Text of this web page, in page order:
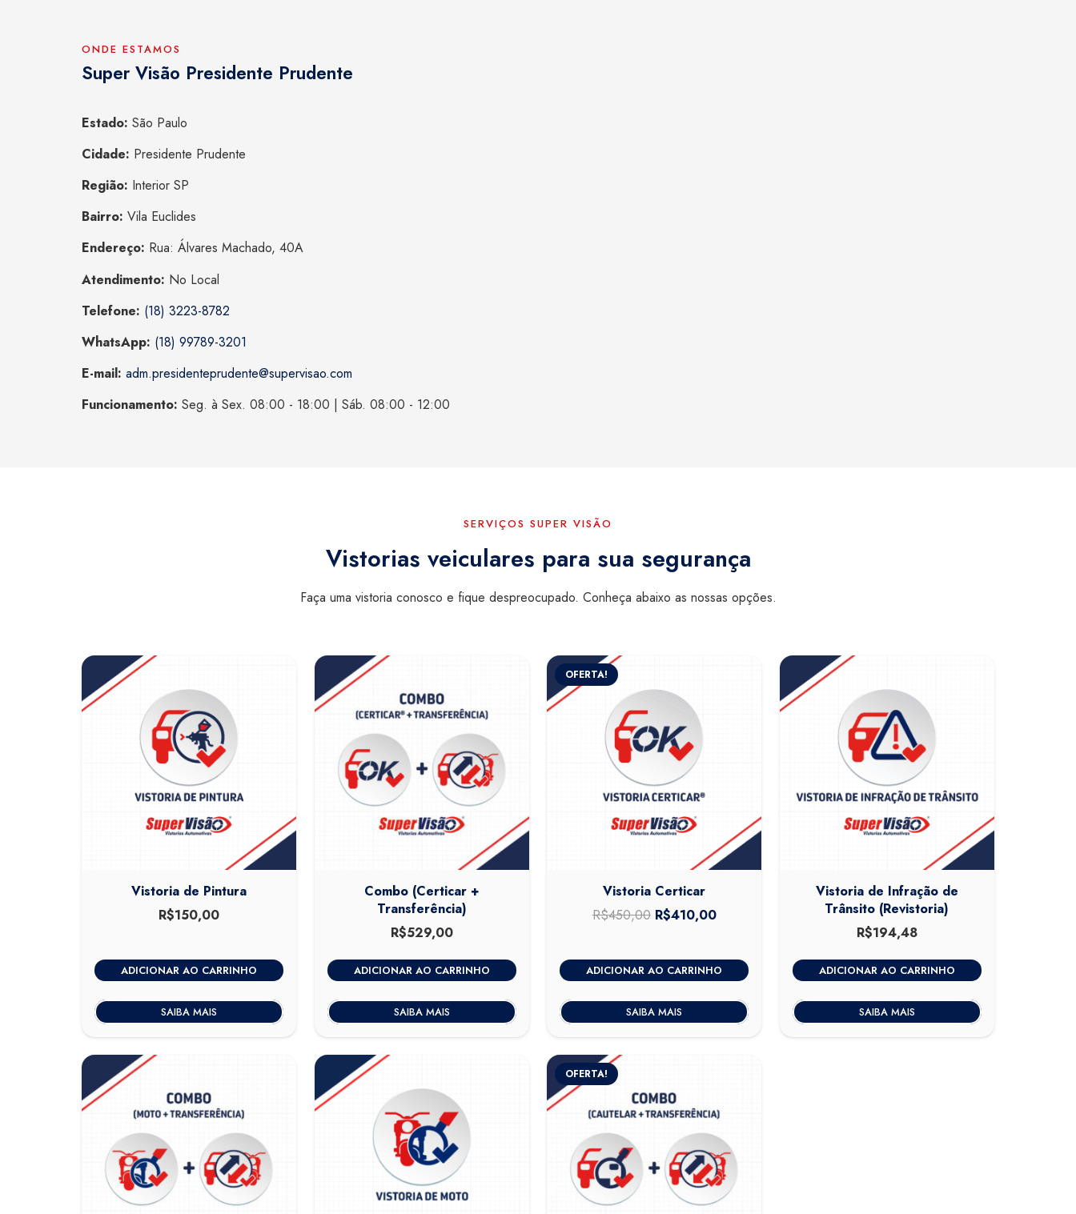
ONDE ESTAMOS
Super Visão Presidente Prudente
Estado: São Paulo
Cidade: Presidente Prudente
Região: Interior SP
Bairro: Vila Euclides
Endereço: Rua: Álvares Machado, 40A
Atendimento: No Local
Telefone: (18) 3223-8782
WhatsApp: (18) 99789-3201
E-mail: adm.presidenteprudente@supervisao.com
Funcionamento: Seg. à Sex. 08:00 - 18:00 | Sáb. 08:00 - 12:00
SERVIÇOS SUPER VISÃO
Vistorias veiculares para sua segurança
Faça uma vistoria conosco e fique despreocupado. Conheça abaixo as nossas opções.
Vistoria de Pintura
R$150,00
ADICIONAR AO CARRINHO
SAIBA MAIS
Combo (Certicar +
Transferência)
R$529,00
ADICIONAR AO CARRINHO
SAIBA MAIS
OFERTA!
Vistoria Certicar
R$450,00 O
original
era:
R$450,00.
R$410,00O
atual
é:
R$410,00.
ADICIONAR AO CARRINHO
SAIBA MAIS
Vistoria de Infração de
Trânsito (Revistoria)
R$194,48
ADICIONAR AO CARRINHO
SAIBA MAIS
OFERTA!